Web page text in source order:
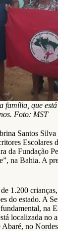
família, que
Foto: MST
Santos Silva
Escolares
da Fundação
na Bahia. A
1.200
do estado. A
na
localizada no
no